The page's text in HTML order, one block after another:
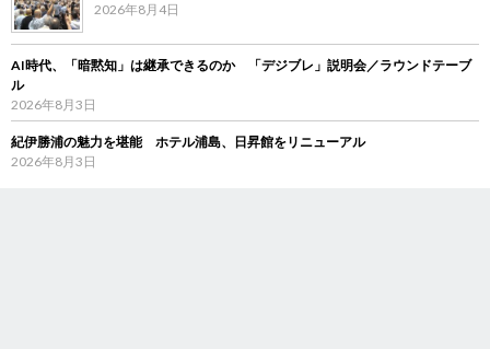
2026年8月4日
AI時代、「暗黙知」は継承できるのか 「デジブレ」説明会／ラウンドテーブ
ル
2026年8月3日
紀伊勝浦の魅力を堪能 ホテル浦島、日昇館をリニューアル
2026年8月3日